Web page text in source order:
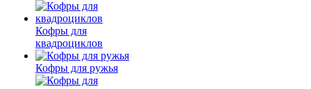
Кофры для
квадроциклов
Кофры для ружья